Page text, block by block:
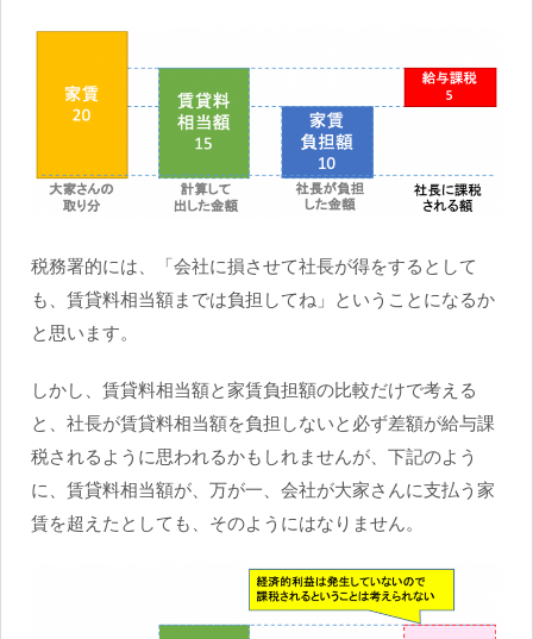
税務署的には、「会社に損させて社長が得をするとして
も、賃貸料相当額までは負担してね」ということになるか
と思います。
しかし、賃貸料相当額と家賃負担額の比較だけで考える
と、社長が賃貸料相当額を負担しないと必ず差額が給与課
税されるように思われるかもしれませんが、下記のよう
に、賃貸料相当額が、万が一、会社が大家さんに支払う家
賃を超えたとしても、そのようにはなりません。